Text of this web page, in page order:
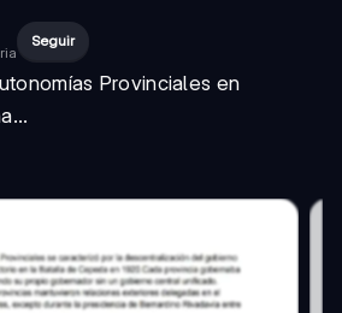
Seguir
Provinciales en